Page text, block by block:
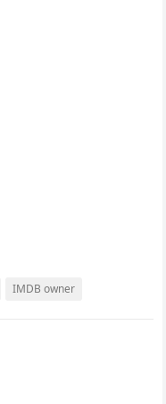
IMDB owner